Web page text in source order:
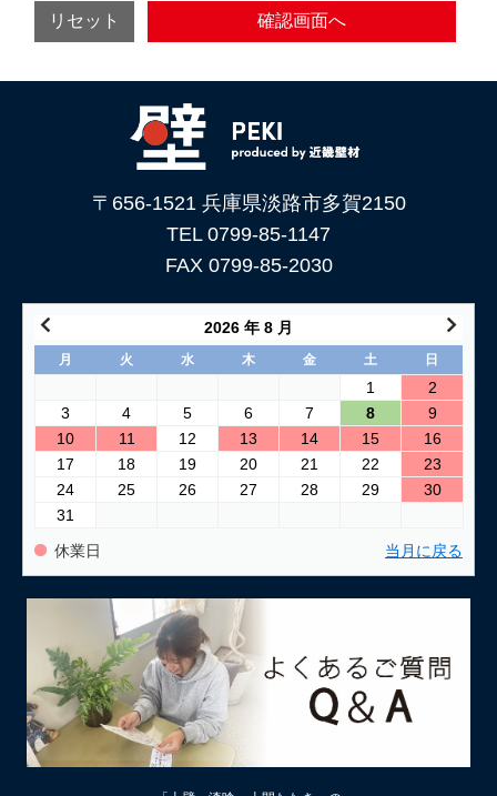
〒656-1521 兵庫県淡路市多賀2150
TEL 0799-85-1147
FAX 0799-85-2030
2026 年 8 月
月 火 水 木 金 土 日
1
2
3
4 5 6 7 8
9
10
11 12 13 14 15
16
17
18 19 20 21 22
23
24
25 26 27 28 29
30
31
休業日 当月に戻る